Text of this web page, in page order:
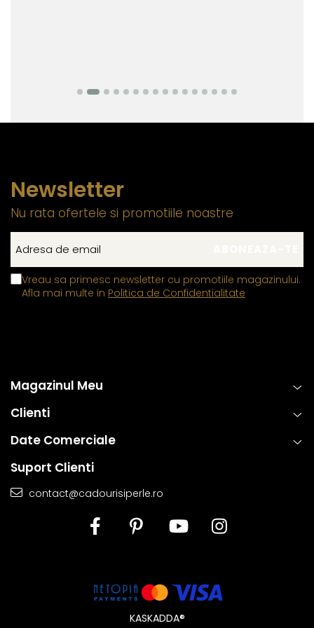
Newsletter
Nu rata ofertele si promotiile noastre
Vreau sa primesc newsletter cu promotiile magazinului.
Afla mai multe in Politica de Confidentialitate
Magazinul Meu
Clienti
Date Comerciale
Suport Clienti
contact@cadourisiperle.ro
KASKADDA®